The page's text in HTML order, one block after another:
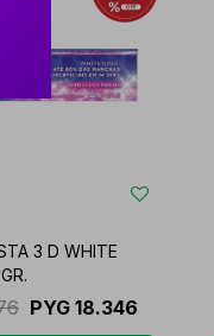
3 D WHITE
PYG 18.346